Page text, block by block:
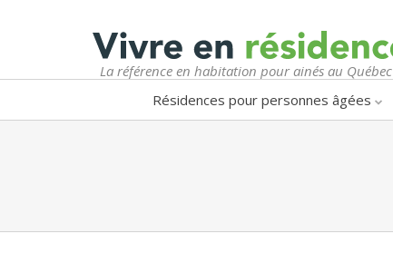
La référence en habitation pour ainés au Québec
Résidences pour personnes âgées